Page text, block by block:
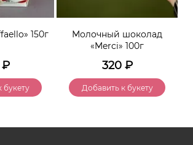
150г
букету
Молочный шоколад
«Merci» 100г
320₽
Добавить к букету